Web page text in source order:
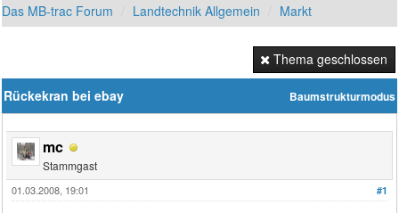
Das MB-trac Forum Landtechnik Allgemein Markt
Thema geschlossen
Baumstrukturmodus
Rückekran bei ebay
mc
Stammgast
#1
01.03.2008, 19:01